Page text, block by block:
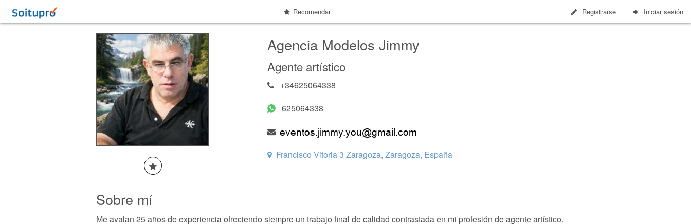
Recomendar Registrarse Iniciar sesión
Agencia Modelos Jimmy
Agente artístico
+34625064338
625064338
Francisco Vitoria 3 Zaragoza, Zaragoza, España
Sobre mí
Me avalan 25 años de experiencia ofreciendo siempre un trabajo final de calidad contrastada en mi profesión de agente artístico.